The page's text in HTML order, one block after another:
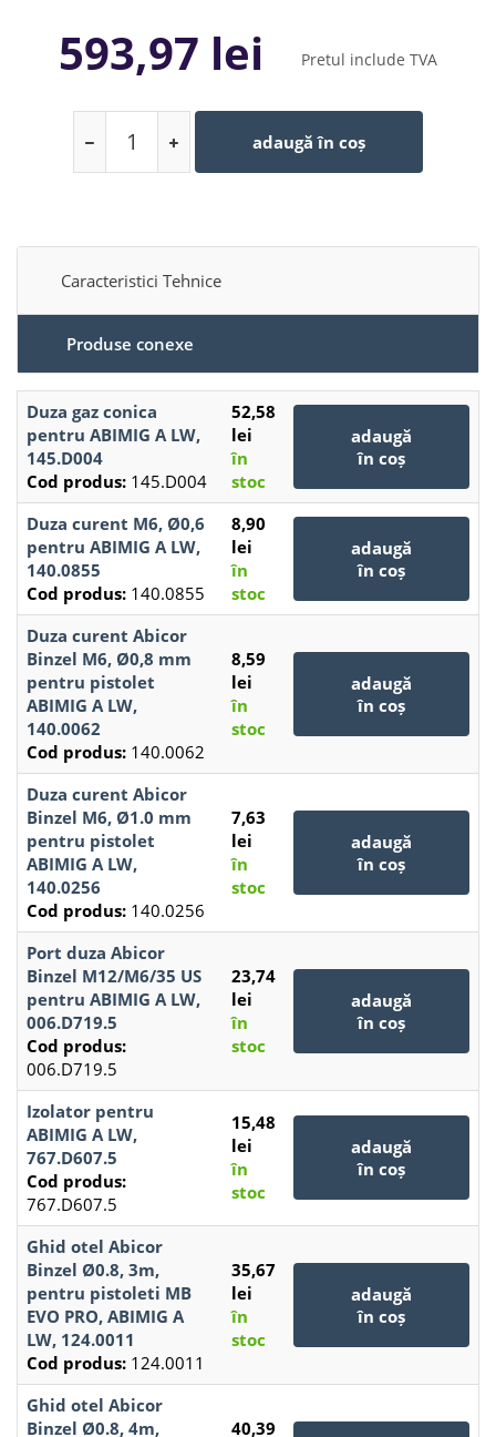
ABIMIG A 155 LW este recomandat pentru ateliere de
confecții metalice, service-uri auto, lucrări industriale și
aplicații de întreținere, fiind compatibil cu multiple
593,97 lei Pretul include TVA
adaugă în coș
Caracteristici Tehnice
Produse conexe
Duza gaz conica
pentru ABIMIG A LW,
145.D004
Cod produs: 145.D004
52,58
lei
în
stoc
adaugă
în coș
Duza curent M6, Ø0,6
pentru ABIMIG A LW,
140.0855
Cod produs: 140.0855
8,90
lei
în
stoc
adaugă
în coș
Duza curent Abicor
Binzel M6, Ø0,8 mm
pentru pistolet
ABIMIG A LW,
140.0062
Cod produs: 140.0062
8,59
lei
în
stoc
adaugă
în coș
Duza curent Abicor
Binzel M6, Ø1.0 mm
pentru pistolet
ABIMIG A LW,
140.0256
Cod produs: 140.0256
7,63
lei
în
stoc
adaugă
în coș
Port duza Abicor
Binzel M12/M6/35 US
pentru ABIMIG A LW,
006.D719.5
Cod produs:
006.D719.5
23,74
lei
în
stoc
adaugă
în coș
Izolator pentru
ABIMIG A LW,
767.D607.5
Cod produs:
767.D607.5
15,48
lei
în
stoc
adaugă
în coș
Ghid otel Abicor
Binzel Ø0.8, 3m,
pentru pistoleti MB
EVO PRO, ABIMIG A
LW, 124.0011
Cod produs: 124.0011
35,67
lei
în
stoc
adaugă
în coș
Ghid otel Abicor
Binzel Ø0.8, 4m,
40,39